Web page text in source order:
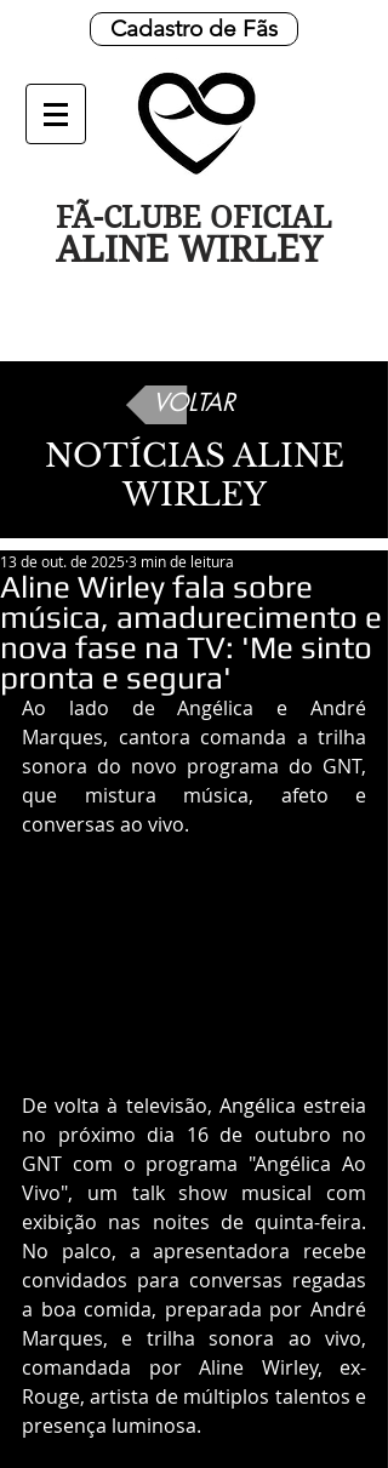
Cadastro de Fãs
FÃ-CLUBE OFICIAL
ALINE WIRLEY
VOLTAR
NOTÍCIAS ALINE
WIRLEY
Aline Wirley fala sobre
música, amadurecimento e
nova fase na TV: 'Me sinto
pronta e segura'
13 de out. de 20253 min de leitura
Ao lado de Angélica e André
Marques, cantora comanda a trilha
sonora do novo programa do GNT,
que mistura música, afeto e
conversas ao vivo.
De volta à televisão, Angélica estreia
no próximo dia 16 de outubro no
GNT com o programa "Angélica Ao
Vivo", um talk show musical com
exibição nas noites de quinta-feira.
No palco, a apresentadora recebe
convidados para conversas regadas
a boa comida, preparada por André
Marques, e trilha sonora ao vivo,
comandada por Aline Wirley, ex-
Rouge, artista de múltiplos talentos e
presença luminosa.